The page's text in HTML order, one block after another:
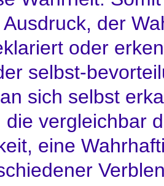
der
oder
selbst-
sich selbst
die vergleichbar
eine